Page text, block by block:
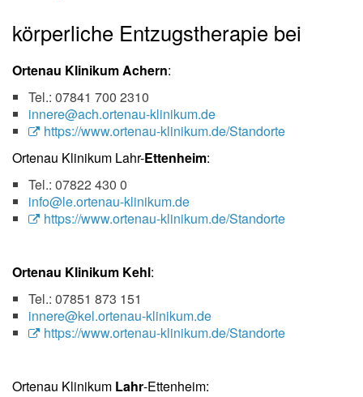
körperliche Entzugstherapie bei
Ortenau Klinikum Achern:
Tel.: 07841 700 2310
innere@ach.ortenau-klinikum.de
https://www.ortenau-klinikum.de/Standorte
Ortenau Klinikum Lahr-Ettenheim:
Tel.: 07822 430 0
info@le.ortenau-klinikum.de
https://www.ortenau-klinikum.de/Standorte
Ortenau Klinikum Kehl:
Tel.: 07851 873 151
innere@kel.ortenau-klinikum.de
https://www.ortenau-klinikum.de/Standorte
Ortenau Klinikum Lahr-Ettenheim: